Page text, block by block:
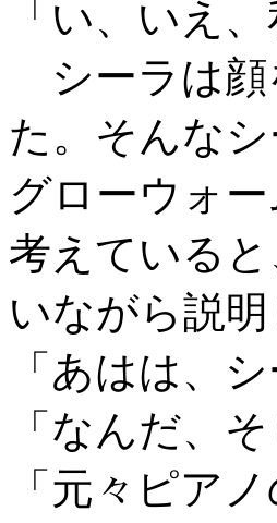
「い、いえ
シーラは顔
た。そんな
グローウォ
考えている
いながら説明
「あはは、
「なんだ、そ
「元々ピア